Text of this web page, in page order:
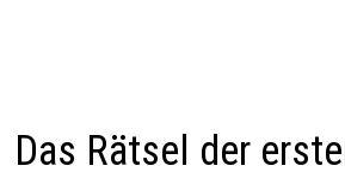
Das Rätsel der